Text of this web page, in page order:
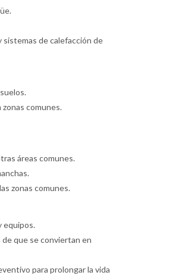
de calefacción de
comunes.
áreas comunes.
zonas comunes.
equipos.
que se conviertan en
para prolongar la vida